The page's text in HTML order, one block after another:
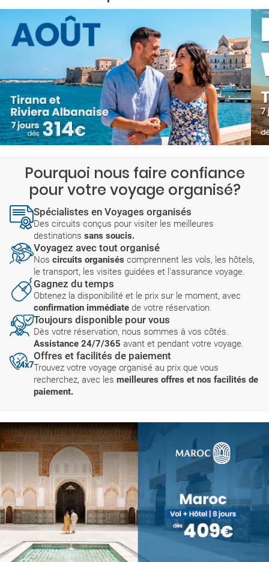
Pourquoi nous faire confiance
pour votre voyage organisé?
Spécialistes en Voyages organisés
Des circuits conçus pour visiter les meilleures
destinations sans soucis.
Voyagez avec tout organisé
Nos circuits organisés comprennent les vols, les hôtels,
le transport, les visites guidées et l'assurance voyage.
Gagnez du temps
Obtenez la disponibilité et le prix sur le moment, avec
confirmation immédiate de votre réservation.
Toujours disponible pour vous
Dès votre réservation, nous sommes à vos côtés.
Assistance 24/7/365 avant et pendant votre voyage.
Offres et facilités de paiement
Trouvez votre voyage organisé au prix que vous
recherchez, avec les meilleures offres et nos facilités de
paiement.